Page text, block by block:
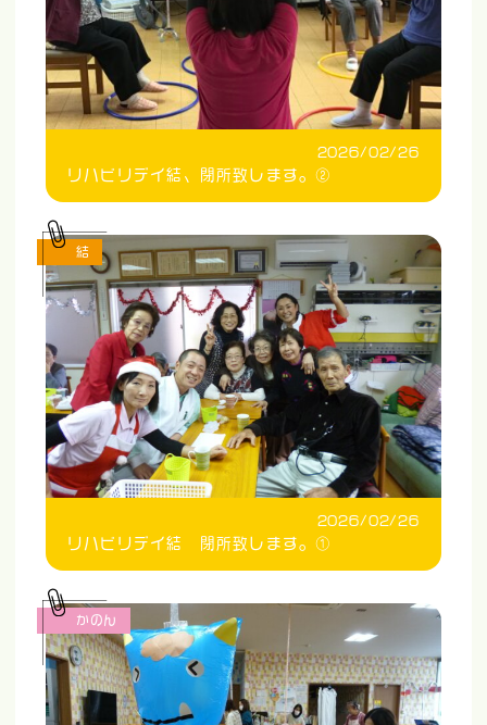
2026/02/26
リハビリデイ結、閉所致します。②
2026/02/26
リハビリデイ結 閉所致します。①
結
かのん